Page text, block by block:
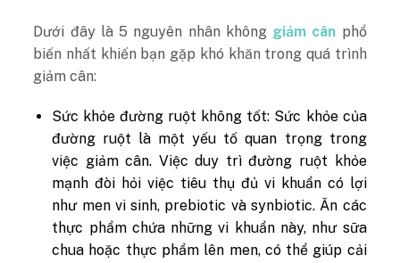
Dưới đây là 5 nguyên nhân không giảm cân phổ
biến nhất khiến bạn gặp khó khăn trong quá trình
giảm cân:
Sức khỏe đường ruột không tốt: Sức khỏe của
đường ruột là một yếu tố quan trọng trong
việc giảm cân. Việc duy trì đường ruột khỏe
mạnh đòi hỏi việc tiêu thụ đủ vi khuẩn có lợi
như men vi sinh, prebiotic và synbiotic. Ăn các
thực phẩm chứa những vi khuẩn này, như sữa
chua hoặc thực phẩm lên men, có thể giúp cải